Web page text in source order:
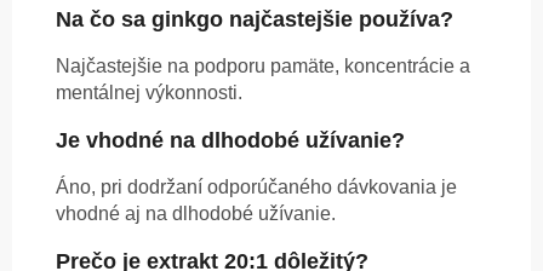
Na čo sa ginkgo najčastejšie používa?
Najčastejšie na podporu pamäte, koncentrácie a
mentálnej výkonnosti.
Je vhodné na dlhodobé užívanie?
Áno, pri dodržaní odporúčaného dávkovania je
vhodné aj na dlhodobé užívanie.
Prečo je extrakt 20:1 dôležitý?